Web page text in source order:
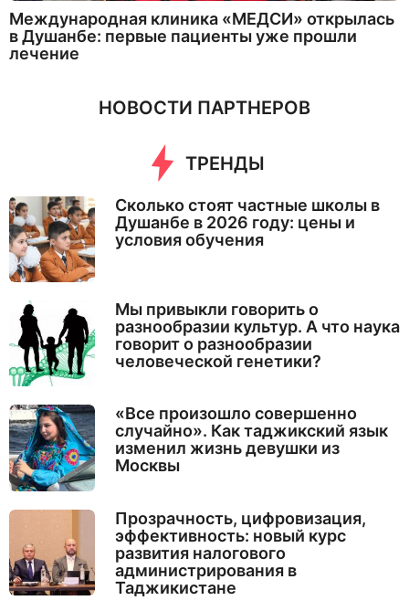
Международная клиника «МЕДСИ» открылась
в Душанбе: первые пациенты уже прошли
лечение
НОВОСТИ ПАРТНЕРОВ
ТРЕНДЫ
Сколько стоят частные школы в
Душанбе в 2026 году: цены и
условия обучения
Мы привыкли говорить о
разнообразии культур. А что наука
говорит о разнообразии
человеческой генетики?
«Все произошло совершенно
случайно». Как таджикский язык
изменил жизнь девушки из
Москвы
Прозрачность, цифровизация,
эффективность: новый курс
развития налогового
администрирования в
Таджикистане